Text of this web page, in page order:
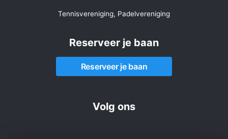
Tennisvereniging, Padelvereniging
Reserveer je baan
Reserveer je baan
Volg ons